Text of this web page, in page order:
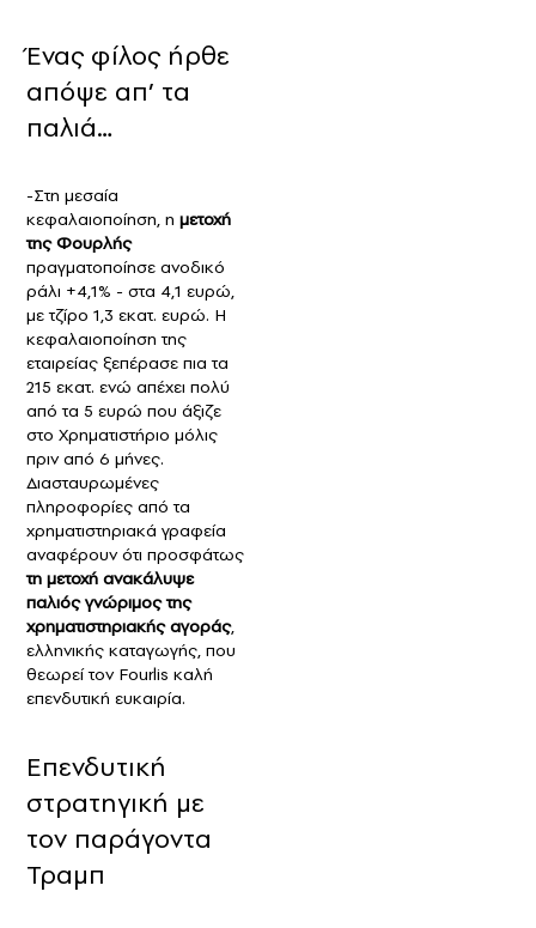
Ένας φίλος ήρθε
απόψε απ’ τα
παλιά…
-Στη μεσαία
κεφαλαιοποίηση, η μετοχή
της Φουρλής
πραγματοποίησε ανοδικό
ράλι +4,1% - στα 4,1 ευρώ,
με τζίρο 1,3 εκατ. ευρώ. Η
κεφαλαιοποίηση της
εταιρείας ξεπέρασε πια τα
215 εκατ. ενώ απέχει πολύ
από τα 5 ευρώ που άξιζε
στο Χρηματιστήριο μόλις
πριν από 6 μήνες.
Διασταυρωμένες
πληροφορίες από τα
χρηματιστηριακά γραφεία
αναφέρουν ότι προσφάτως
τη μετοχή ανακάλυψε
παλιός γνώριμος της
χρηματιστηριακής αγοράς,
ελληνικής καταγωγής, που
θεωρεί τον Fourlis καλή
επενδυτική ευκαιρία.
Επενδυτική
στρατηγική με
τον παράγοντα
Τραμπ